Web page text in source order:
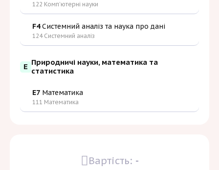
122 Комп’ютерні науки
F4Системний аналіз та наука про дані
124 Системний аналіз
E Природничі науки, математика та
статистика
E7 Математика
111 Математика
Вартість: -